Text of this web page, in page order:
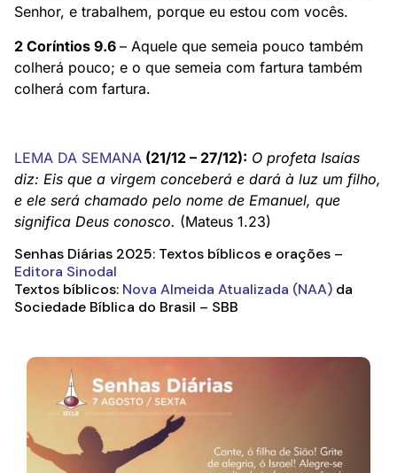
Senhor, e trabalhem, porque eu estou com vocês.
2 Coríntios 9.6 – Aquele que semeia pouco também
colherá pouco; e o que semeia com fartura também
colherá com fartura.
LEMA DA SEMANA (21/12 – 27/12): O profeta Isaías
diz: Eis que a virgem conceberá e dará à luz um filho,
e ele será chamado pelo nome de Emanuel, que
significa Deus conosco. (Mateus 1.23)
Senhas Diárias 2025: Textos bíblicos e orações –
Editora Sinodal
Textos bíblicos: Nova Almeida Atualizada (NAA) da
Sociedade Bíblica do Brasil – SBB